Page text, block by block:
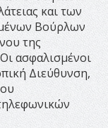
και των
Βούρλων
της
ασφαλισμένοι
Διεύθυνση,